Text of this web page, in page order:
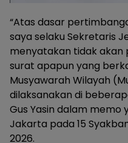
“Atas dasar
saya selaku Sekretaris
menyatakan tidak
surat apapun yang
Musyawarah Wilayah
dilaksanakan di
Gus Yasin dalam memo
Jakarta pada 15
2026.